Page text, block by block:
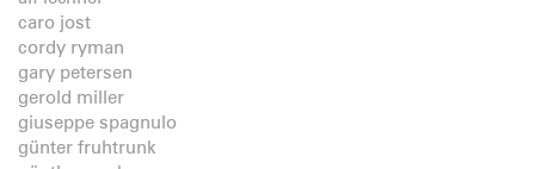
caro jost
cordy ryman
gary petersen
gerold miller
giuseppe spagnulo
günter fruhtrunk